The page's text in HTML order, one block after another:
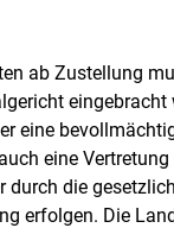
to main
ab Zustellung
eingebracht
eine
eine
durch die
erfolgen. Die